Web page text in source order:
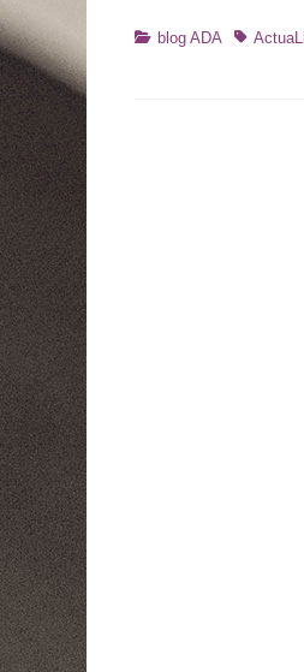
Catégories
blog ADA Tags